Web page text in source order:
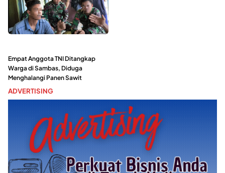
Empat Anggota TNI Ditangkap
Warga di Sambas, Diduga
Menghalangi Panen Sawit
ADVERTISING